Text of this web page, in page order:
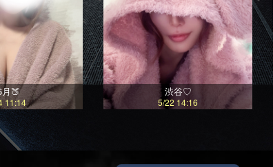
🍑
11:14
渋谷♡
5/22 14:16